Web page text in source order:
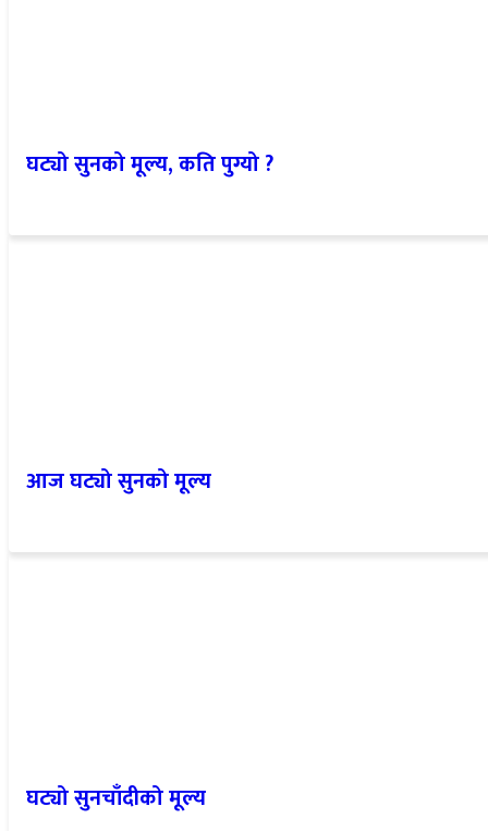
घट्यो सुनको मूल्य, कति पुग्यो ?
आज घट्यो सुनको मूल्य
घट्यो सुनचाँदीको मूल्य